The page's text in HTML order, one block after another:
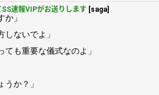
速報VIPがお送りします [saga]
」
ないでよ」
も重要な儀式なのよ」
か？」